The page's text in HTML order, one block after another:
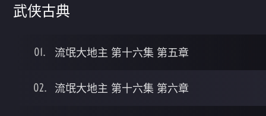
武侠古典
流氓大地主 第十六集 第五章
流氓大地主 第十六集 第六章